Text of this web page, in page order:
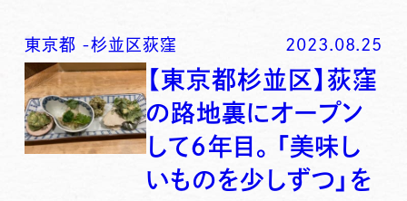
東京都 -杉並区荻窪 2023.08.25
【東京都杉並区】荻窪
の路地裏にオープン
して６年目。「美味し
いものを少しずつ」を